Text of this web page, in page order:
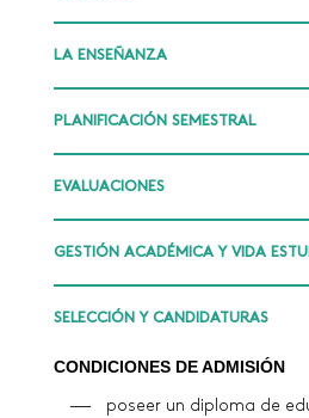
LA ENSEÑANZA
PLANIFICACIÓN SEMESTRAL
EVALUACIONES
GESTIÓN ACADÉMICA Y VIDA
SELECCIÓN Y CANDIDATURAS
CONDICIONES DE ADMISIÓN
poseer un diploma de